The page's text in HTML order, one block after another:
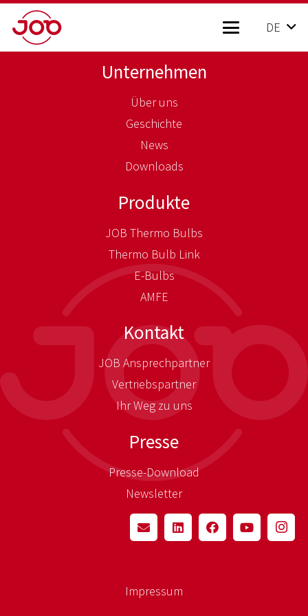
DE
Unternehmen
Über uns
Geschichte
News
Downloads
Produkte
JOB Thermo Bulbs
Thermo Bulb Link
E-Bulbs
AMFE
Kontakt
JOB Ansprechpartner
Vertriebspartner
Ihr Weg zu uns
Presse
Presse-Download
Newsletter
Impressum